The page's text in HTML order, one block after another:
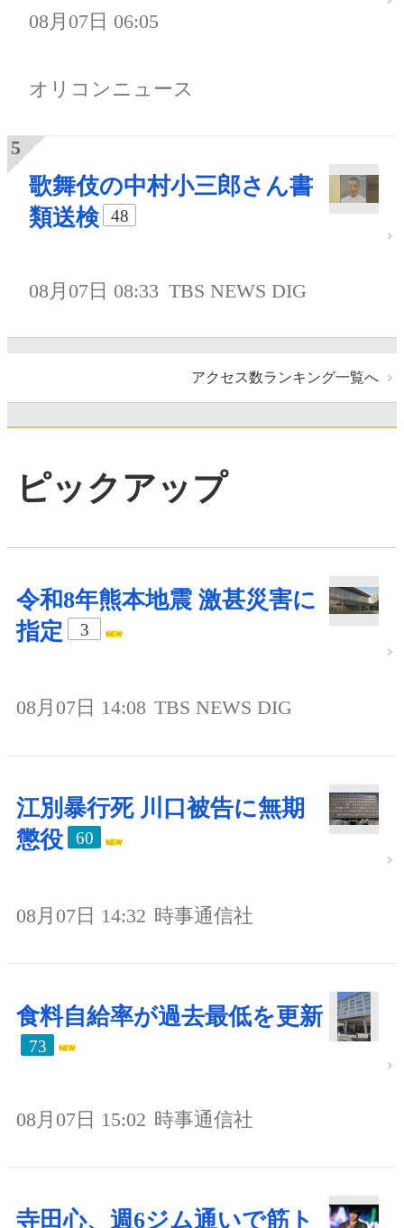
08月07日 06:05
オリコンニュース
歌舞伎の中村小三郎さん書
類送検
48
08月07日 08:33 TBS NEWS DIG
アクセス数ランキング一覧へ
ピックアップ
令和8年熊本地震 激甚災害に
指定
3
08月07日 14:08 TBS NEWS DIG
江別暴行死 川口被告に無期
懲役
60
08月07日 14:32 時事通信社
食料自給率が過去最低を更新
73
08月07日 15:02 時事通信社
寺田心、週6ジム通いで筋ト